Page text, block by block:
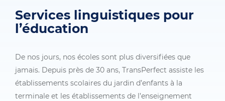
Services linguistiques pour
l’éducation
De nos jours, nos écoles sont plus diversifiées que
jamais. Depuis près de 30 ans, TransPerfect assiste les
établissements scolaires du jardin d’enfants à la
terminale et les établissements de l’enseignement